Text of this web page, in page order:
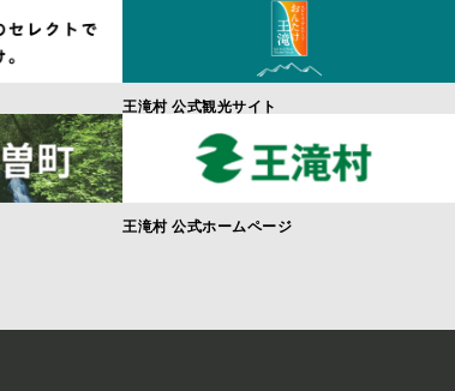
王滝村 公式観光サイト
王滝村 公式ホームページ